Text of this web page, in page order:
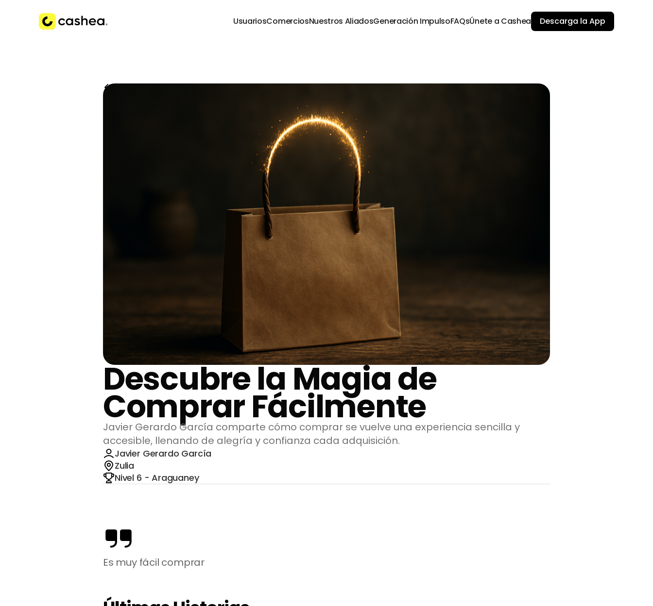
UsuariosComerciosNuestros AliadosGeneración ImpulsoFAQsÚnete a Cashea Descarga la App
Volver a Historias
Descubre la Magia de
Comprar Fácilmente
Javier Gerardo García comparte cómo comprar se vuelve una experiencia sencilla y
accesible, llenando de alegría y confianza cada adquisición.
Javier Gerardo García
Zulia
Nivel 6 - Araguaney
Es muy fácil comprar